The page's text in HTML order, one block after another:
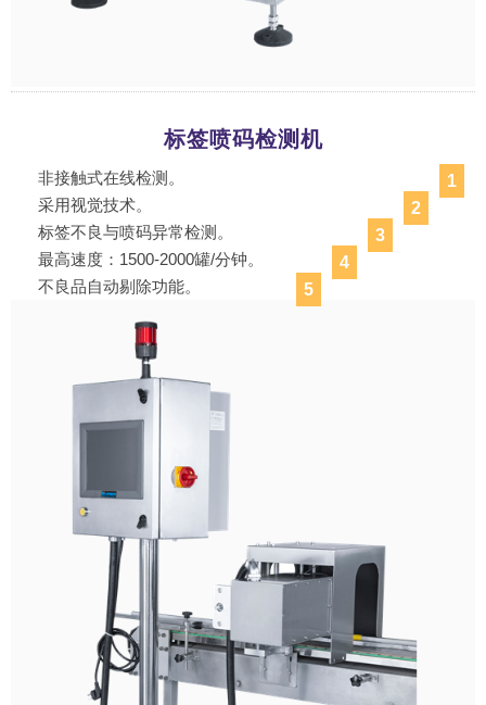
标签喷码检测机
1
非接触式在线检测。
2
采用视觉技术。
3
标签不良与喷码异常检测。
4
最高速度：1500-2000罐/分钟。
5
不良品自动剔除功能。